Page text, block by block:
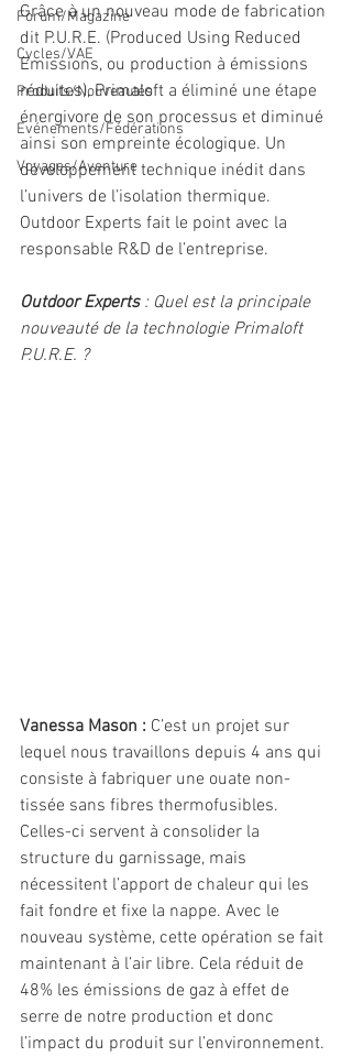
Forum/Magazine
Cycles/VAE
Produits/Nouveautés
Evénements/Fédérations
Voyages/Aventure
Grâce à un nouveau mode de fabrication
dit P.U.R.E. (Produced Using Reduced
Emissions, ou production à émissions
réduites), Primaloft a éliminé une étape
énergivore de son processus et diminué
ainsi son empreinte écologique. Un
développement technique inédit dans
l’univers de l’isolation thermique.
Outdoor Experts fait le point avec la
responsable R&D de l’entreprise.
Outdoor Experts : Quel est la principale
nouveauté de la technologie Primaloft
P.U.R.E. ?
Vanessa Mason : C’est un projet sur
lequel nous travaillons depuis 4 ans qui
consiste à fabriquer une ouate non-
tissée sans fibres thermofusibles.
Celles-ci servent à consolider la
structure du garnissage, mais
nécessitent l’apport de chaleur qui les
fait fondre et fixe la nappe. Avec le
nouveau système, cette opération se fait
maintenant à l’air libre. Cela réduit de
48% les émissions de gaz à effet de
serre de notre production et donc
l’impact du produit sur l’environnement.